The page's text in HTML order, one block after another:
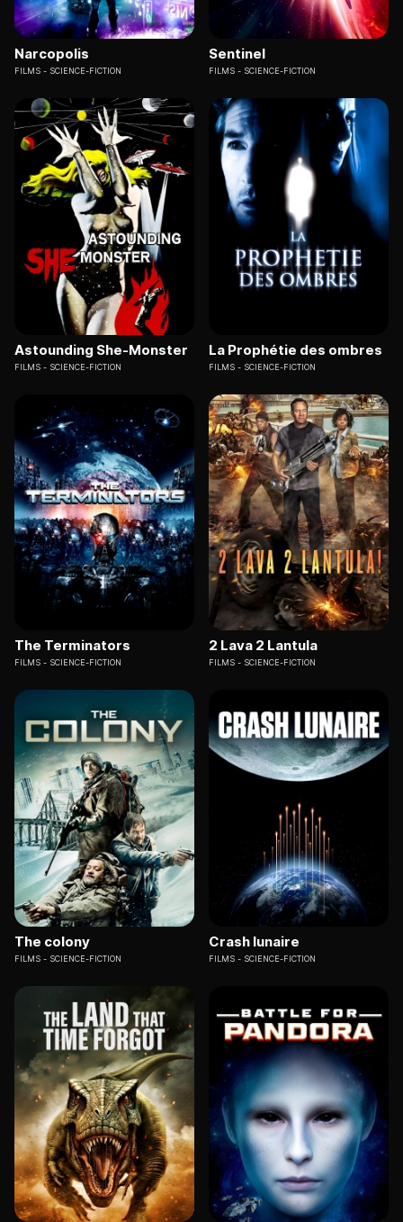
Narcopolis
FILMS SCIENCE-FICTION
Sentinel
FILMS SCIENCE-FICTION
Astounding She-Monster
FILMS SCIENCE-FICTION
La Prophétie des ombres
FILMS SCIENCE-FICTION
The Terminators
FILMS SCIENCE-FICTION
2 Lava 2 Lantula
FILMS SCIENCE-FICTION
The colony
FILMS SCIENCE-FICTION
Crash lunaire
FILMS SCIENCE-FICTION